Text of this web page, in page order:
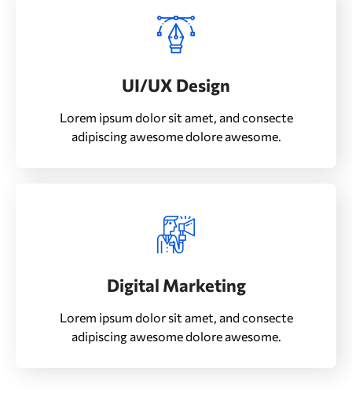
UI/UX Design
Lorem ipsum dolor sit amet, and consecte
adipiscing awesome dolore awesome.
Digital Marketing
Lorem ipsum dolor sit amet, and consecte
adipiscing awesome dolore awesome.